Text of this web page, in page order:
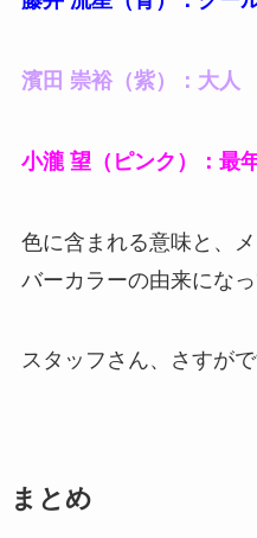
濱田 崇裕（紫）：大人
小瀧 望（ピンク）：最
色に含まれる意味と、
バーカラーの由来になっ
スタッフさん、さすがで
まとめ